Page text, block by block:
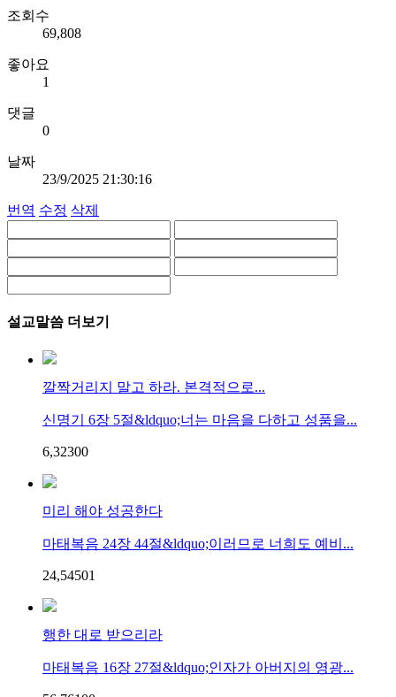
조회수
69,808
좋아요
1
댓글
0
날짜
23/9/2025 21:30:16
번역 수정 삭제
설교말씀 더보기
깔짝거리지 말고 하라. 본격적으로...
신명기 6장 5절&ldquo;너는 마음을 다하고 성품을...
6,32300
미리 해야 성공한다
마태복음 24장 44절&ldquo;이러므로 너희도 예비...
24,54501
행한 대로 받으리라
마태복음 16장 27절&ldquo;인자가 아버지의 영광...